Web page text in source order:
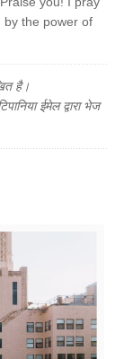
by the power of
है।
ईमेल द्वारा भेज